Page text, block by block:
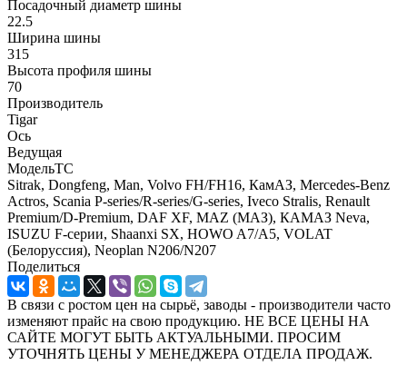
Посадочный диаметр шины
22.5
Ширина шины
315
Высота профиля шины
70
Производитель
Tigar
Ось
Ведущая
МодельТС
Sitrak, Dongfeng, Man, Volvo FH/FH16, КамАЗ, Mercedes-Benz
Actros, Scania P-series/R-series/G-series, Iveco Stralis, Renault
Premium/D-Premium, DAF XF, MAZ (МАЗ), КАМАЗ Neva,
ISUZU F-серии, Shaanxi SX, HOWO A7/A5, VOLAT
(Белоруссия), Neoplan N206/N207
Поделиться
В связи с ростом цен на сырьё, заводы - производители часто
изменяют прайс на свою продукцию. НЕ ВСЕ ЦЕНЫ НА
САЙТЕ МОГУТ БЫТЬ АКТУАЛЬНЫМИ. ПРОСИМ
УТОЧНЯТЬ ЦЕНЫ У МЕНЕДЖЕРА ОТДЕЛА ПРОДАЖ.